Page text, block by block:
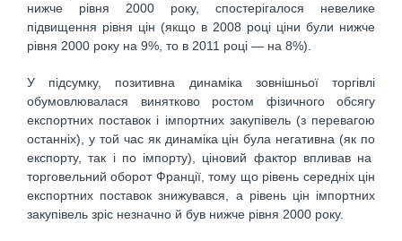
нижче рівня 2000 року, спостерігалося невелике
підвищення рівня цін (якщо в 2008 році ціни були нижче
рівня 2000 року на 9%, то в 2011 році — на 8%).
У підсумку, позитивна динаміка зовнішньої торгівлі
обумовлювалася винятково ростом фізичного обсягу
експортних поставок і імпортних закупівель (з перевагою
останніх), у той час як динаміка цін була негативна (як по
експорту, так і по імпорту), ціновий фактор впливав на
торговельний оборот Франції, тому що рівень середніх цін
експортних поставок знижувався, а рівень цін імпортних
закупівель зріс незначно й був нижче рівня 2000 року.